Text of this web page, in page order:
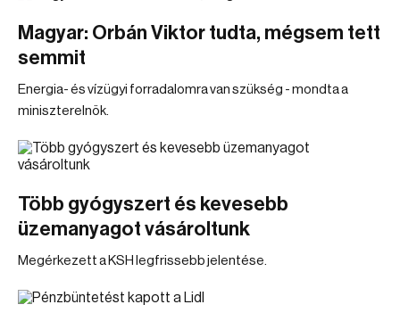
Magyar: Orbán Viktor tudta, mégsem tett
semmit
Energia- és vízügyi forradalomra van szükség - mondta a
miniszterelnök.
Több gyógyszert és kevesebb
üzemanyagot vásároltunk
Megérkezett a KSH legfrissebb jelentése.